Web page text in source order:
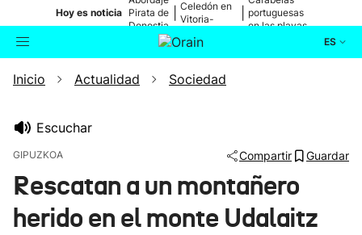
Hoy es noticia Pirata de
Donostia
Celedón en
Vitoria-
portuguesas
en las playas
ES
Buscador Actualidad
Ikusmiran
Inicio Actualidad Sociedad
Escuchar
GIPUZKOA Compartir Guardar
Rescatan a un montañero
herido en el monte Udalaitz